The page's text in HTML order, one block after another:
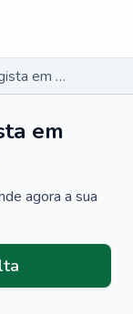
Otorrinolaringologista em Abaiara - CE
em
agora a sua